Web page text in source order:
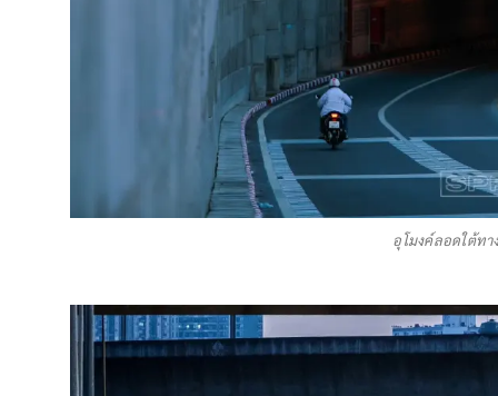
อุโมงค์ลอดใต้ท